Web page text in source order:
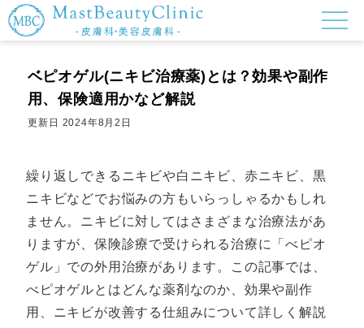
ベピオゲル(ニキビ治療薬)とは？効果や副作
用、保険適用かなど解説
更新日 2024年8月2日
繰り返しできるニキビや白ニキビ、赤ニキビ、黒
ニキビなどでお悩みの方もいらっしゃるかもしれ
ません。ニキビに対してはさまざまな治療法があ
りますが、保険診療で受けられる治療に「べピオ
ゲル」での外用治療があります。この記事では、
べピオゲルとはどんな薬剤なのか、効果や副作
用、ニキビが改善する仕組みについて詳しく解説